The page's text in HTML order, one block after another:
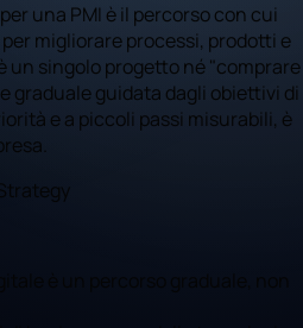
una PMI è il percorso con cui
migliorare processi, prodotti e
un singolo progetto né "comprare
graduale guidata dagli obiettivi di
e a piccoli passi misurabili, è